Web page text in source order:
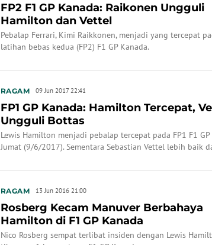
FP2 F1 GP Kanada: Raikonen Ungguli
Hamilton dan Vettel
Pebalap Ferrari, Kimi Raikkonen, menjadi yang tercepat
latihan bebas kedua (FP2) F1 GP Kanada.
RAGAM 09 Jun 2017 22:41
FP1 GP Kanada: Hamilton Tercepat,
Ungguli Bottas
Lewis Hamilton menjadi pebalap tercepat pada FP1 F1 GP
Jumat (9/6/2017). Sementara Sebastian Vettel lebih baik
RAGAM 13 Jun 2016 21:00
Rosberg Kecam Manuver Berbahaya
Hamilton di F1 GP Kanada
Nico Rosberg sempat terlibat insiden dengan Lewis